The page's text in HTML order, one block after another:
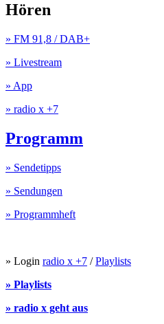
Hören
» FM 91,8 / DAB+
» Livestream
» App
» radio x +7
Programm
» Sendetipps
» Sendungen
» Programmheft
» Login radio x +7 /Playlists
» Playlists
» radio x geht aus